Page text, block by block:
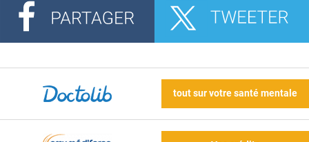
tout sur votre santé mentale